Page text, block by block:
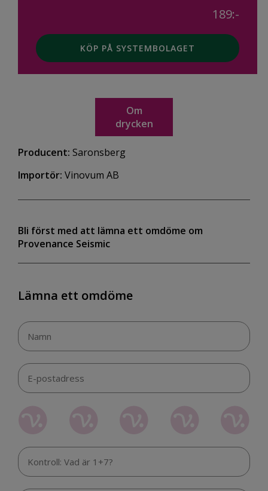
189:-
KÖP PÅ SYSTEMBOLAGET
Om
drycken
Producent: Saronsberg
Importör: Vinovum AB
Bli först med att lämna ett omdöme om
Provenance Seismic
Lämna ett omdöme